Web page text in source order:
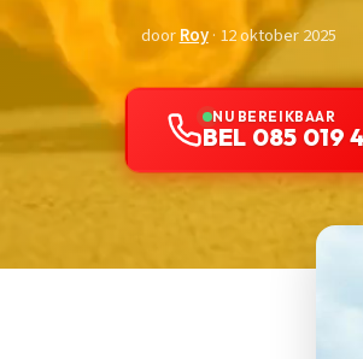
doorRoy· 12 oktober 2025
NU BEREIKBAAR
BEL 085 019